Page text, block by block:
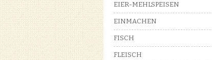
EIER-MEHLSPEISEN
EINMACHEN
FISCH
FLEISCH